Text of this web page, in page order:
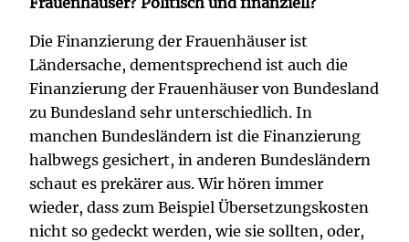
Die Finanzierung der Frauenhäuser ist
Ländersache, dementsprechend ist auch die
Finanzierung der Frauenhäuser von Bundesland
zu Bundesland sehr unterschiedlich. In
manchen Bundesländern ist die Finanzierung
halbwegs gesichert, in anderen Bundesländern
schaut es prekärer aus. Wir hören immer
wieder, dass zum Beispiel Übersetzungskosten
nicht so gedeckt werden, wie sie sollten, oder,